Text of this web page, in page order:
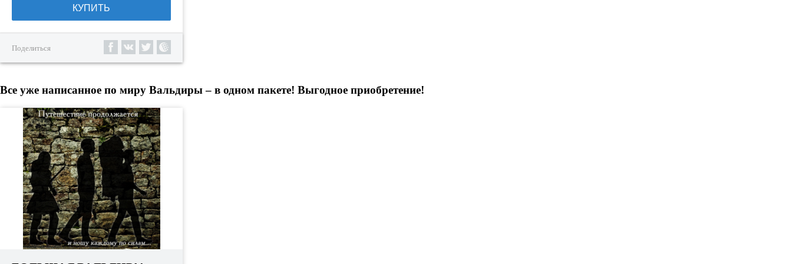
КУПИТЬ
Поделиться
Все уже написанное по миру Вальдиры – в одном пакете! Выгодное приобретение!